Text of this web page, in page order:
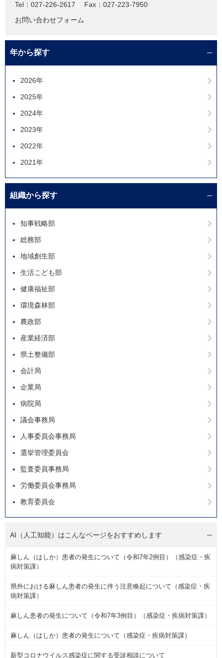
Tel：027-226-2617
Fax：027-223-7950
お問い合わせフォーム
年から探す
2026年
2025年
2024年
2023年
2022年
2021年
組織から探す
知事戦略部
総務部
地域創生部
生活こども部
健康福祉部
環境森林部
農政部
産業経済部
県土整備部
会計局
企業局
病院局
議会事務局
人事委員会事務局
選挙管理委員会
監査委員事務局
労働委員会事務局
教育委員会
AI（人工知能）はこんなページをおすすめします
麻しん（はしか）患者の発生について（令和7年2例目）（感染症・疾
病対策課）
県外における麻しん患者の発生に伴う注意喚起について（感染症・疾
病対策課）
麻しん患者の発生について（令和7年3例目）（感染症・疾病対策課）
麻しん（はしか）患者の発生について（感染症・疾病対策課）
新型コロナウイルス感染症に関する受診相談について